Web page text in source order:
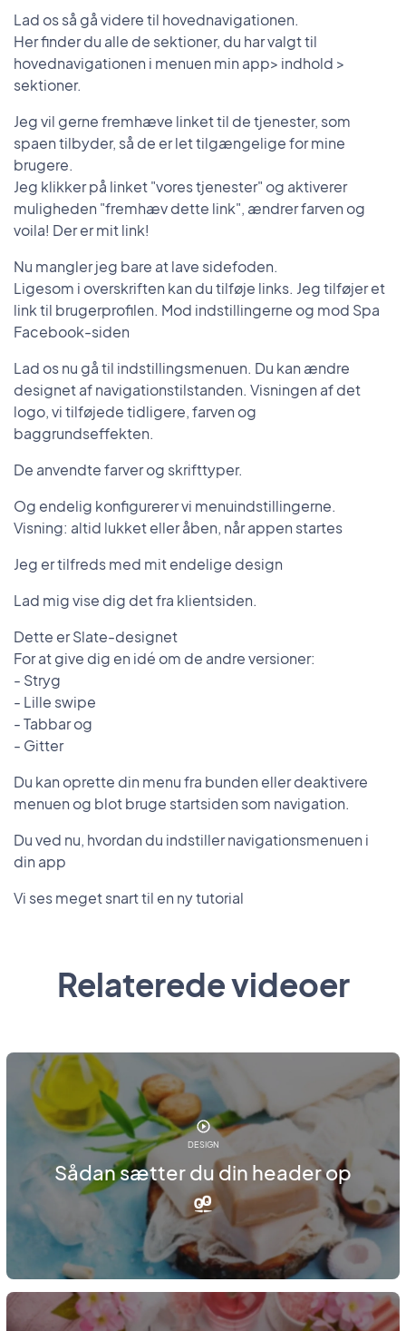
Lad os så gå videre til hovednavigationen.
Her finder du alle de sektioner, du har valgt til
hovednavigationen i menuen min app> indhold >
sektioner.
Jeg vil gerne fremhæve linket til de tjenester, som
spaen tilbyder, så de er let tilgængelige for mine
brugere.
Jeg klikker på linket "vores tjenester" og aktiverer
muligheden "fremhæv dette link", ændrer farven og
voila! Der er mit link!
Nu mangler jeg bare at lave sidefoden.
Ligesom i overskriften kan du tilføje links. Jeg tilføjer et
link til brugerprofilen. Mod indstillingerne og mod Spa
Facebook-siden
Lad os nu gå til indstillingsmenuen. Du kan ændre
designet af navigationstilstanden. Visningen af det
logo, vi tilføjede tidligere, farven og
baggrundseffekten.
De anvendte farver og skrifttyper.
Og endelig konfigurerer vi menuindstillingerne.
Visning: altid lukket eller åben, når appen startes
Jeg er tilfreds med mit endelige design
Lad mig vise dig det fra klientsiden.
Dette er Slate-designet
For at give dig en idé om de andre versioner:
- Stryg
- Lille swipe
- Tabbar og
- Gitter
Du kan oprette din menu fra bunden eller deaktivere
menuen og blot bruge startsiden som navigation.
Du ved nu, hvordan du indstiller navigationsmenuen i
din app
Vi ses meget snart til en ny tutorial
Relaterede videoer
DESIGN
Sådan sætter du din header op